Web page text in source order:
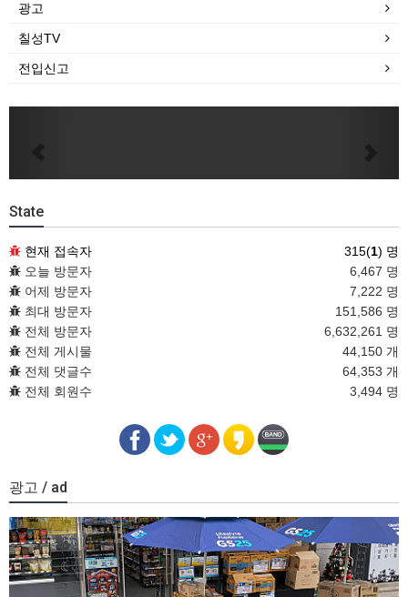
광고
칠성TV
전입신고
State
현재 접속자 315(1) 명
오늘 방문자
6,467 명
어제 방문자
7,222 명
최대 방문자
151,586 명
전체 방문자
6,632,261 명
전체 게시물
44,150 개
전체 댓글수
64,353 개
전체 회원수
3,494 명
광고 / ad